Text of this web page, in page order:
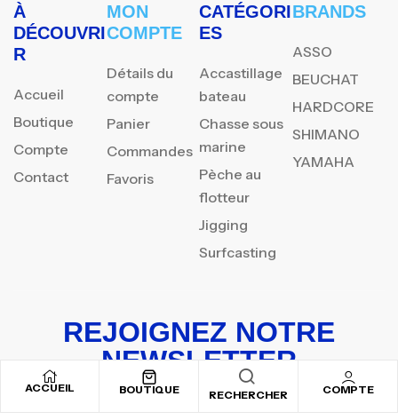
ACCUEIL BOUTIQUE RECHERCHER COMPTE
À
DÉCOUVRI
R
Accueil
Boutique
Compte
Contact
MON
COMPTE
Détails du
compte
Panier
Commandes
Favoris
CATÉGORI
ES
Accastillage
bateau
Chasse sous
marine
Pèche au
flotteur
Jigging
Surfcasting
BRANDS
ASSO
BEUCHAT
HARDCORE
SHIMANO
YAMAHA
REJOIGNEZ NOTRE
NEWSLETTER
Inscrivez-vous pour recevoir nos offres spéciales